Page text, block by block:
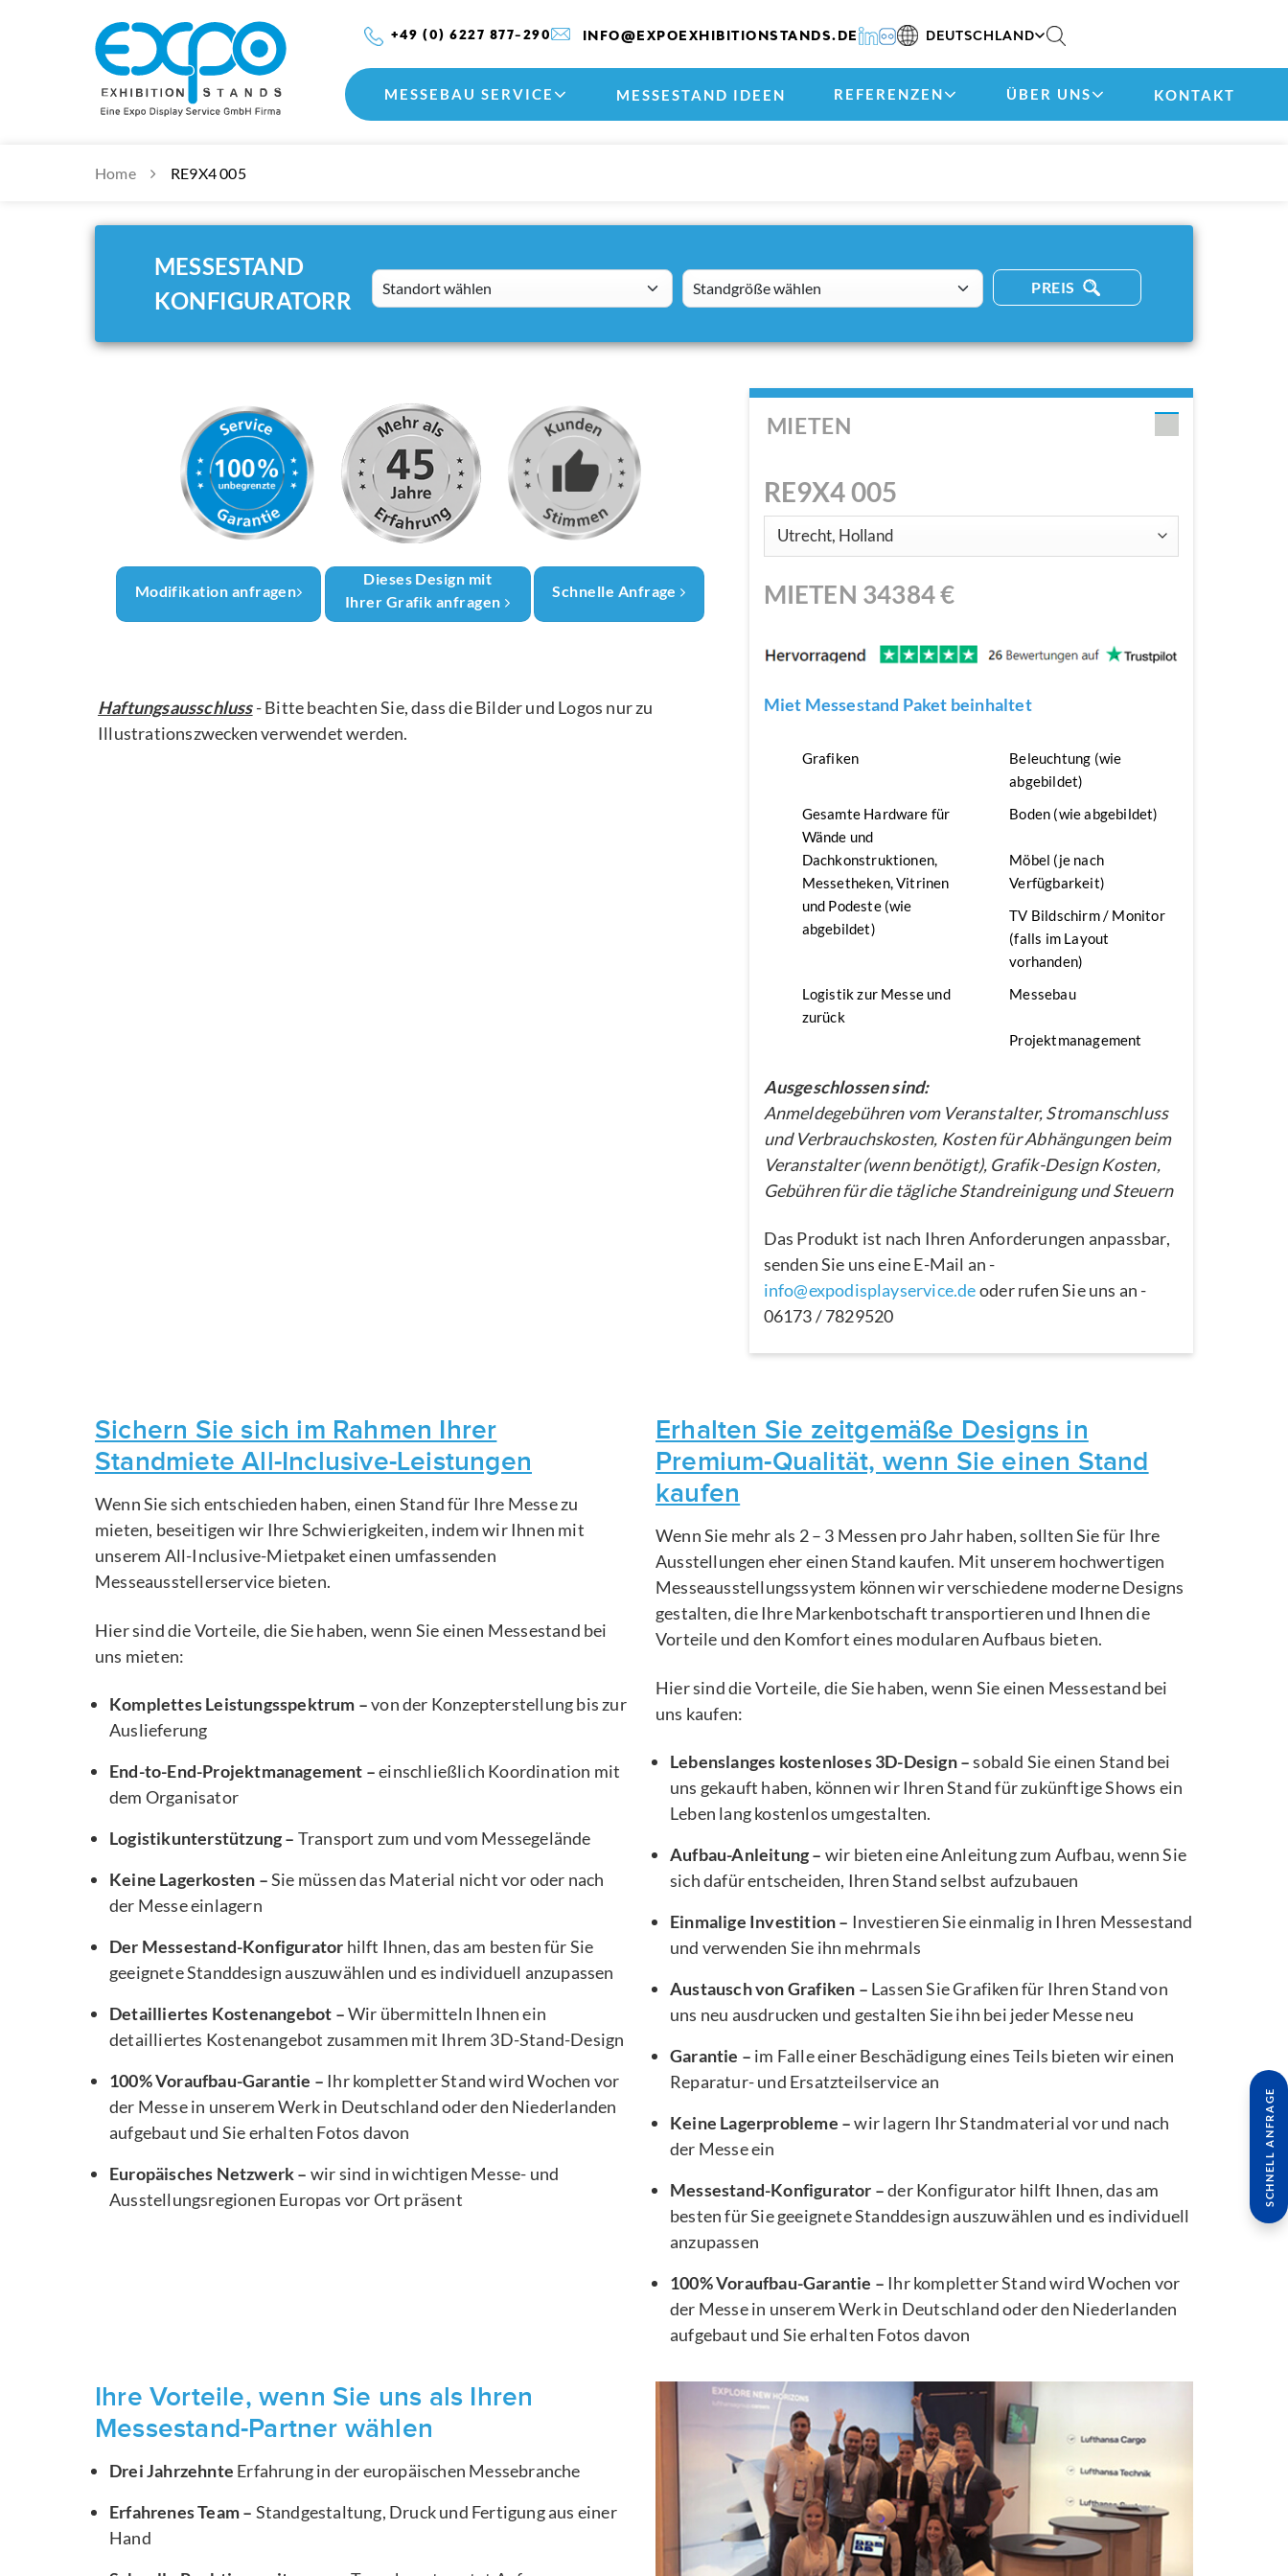
+49 (0) 6227 877-290 INFO@EXPOEXHIBITIONSTANDS.DE DEUTSCHLAND
MESSEBAU SERVICE MESSESTAND IDEEN REFERENZEN ÜBER UNS KONTAKT
Home RE9X4 005
MESSESTAND
KONFIGURATORR
Standort wählen standsizes PREIS
Modifikation anfragen
Dieses Design mit
Ihrer Grafik anfragen
Schnelle Anfrage
Haftungsausschluss- Bitte beachten Sie, dass die Bilder und Logos nur zu
Illustrationszwecken verwendet werden.
MIETEN
RE9X4 005
MIETEN 34384€
Miet Messestand Paket beinhaltet
Grafiken
Beleuchtung (wie
abgebildet)
Gesamte Hardware für
Wände und
Dachkonstruktionen,
Messetheken, Vitrinen
und Podeste (wie
abgebildet)
Boden (wie abgebildet)
Möbel (je nach
Verfügbarkeit)
TV Bildschirm / Monitor
(falls im Layout
vorhanden)
Logistik zur Messe und
zurück
Messebau
Projektmanagement
Ausgeschlossen sind:
Anmeldegebühren vom Veranstalter, Stromanschluss
und Verbrauchskosten, Kosten für Abhängungen beim
Veranstalter (wenn benötigt), Grafik-Design Kosten,
Gebühren für die tägliche Standreinigung und Steuern
Das Produkt ist nach Ihren Anforderungen anpassbar,
senden Sie uns eine E-Mail an -
info@expodisplayservice.deoder rufen Sie uns an -
06173 / 7829520
Sichern Sie sich im Rahmen Ihrer
Standmiete All-Inclusive-Leistungen
Wenn Sie sich entschieden haben, einen Stand für Ihre Messe zu
mieten, beseitigen wir Ihre Schwierigkeiten, indem wir Ihnen mit
unserem All-Inclusive-Mietpaket einen umfassenden
Messeausstellerservice bieten.
Hier sind die Vorteile, die Sie haben, wenn Sie einen Messestand bei
uns mieten:
Komplettes Leistungsspektrum –von der Konzepterstellung bis zur
Auslieferung
End-to-End-Projektmanagement –einschließlich Koordination mit
dem Organisator
Logistikunterstützung – Transport zum und vom Messegelände
Keine Lagerkosten –Sie müssen das Material nicht vor oder nach
der Messe einlagern
Der Messestand-Konfigurator hilft Ihnen, das am besten für Sie
geeignete Standdesign auszuwählen und es individuell anzupassen
Detailliertes Kostenangebot –Wir übermitteln Ihnen ein
detailliertes Kostenangebot zusammen mit Ihrem 3D-Stand-Design
100% Voraufbau-Garantie – Ihr kompletter Stand wird Wochen vor
der Messe in unserem Werk in Deutschland oder den Niederlanden
aufgebaut und Sie erhalten Fotos davon
Europäisches Netzwerk – wir sind in wichtigen Messe- und
Ausstellungsregionen Europas vor Ort präsent
Erhalten Sie zeitgemäße Designs in
Premium-Qualität, wenn Sie einen Stand
kaufen
Wenn Sie mehr als 2 – 3 Messen pro Jahr haben, sollten Sie für Ihre
Ausstellungen eher einen Stand kaufen. Mit unserem hochwertigen
Messeausstellungssystem können wir verschiedene moderne Designs
gestalten, die Ihre Markenbotschaft transportieren und Ihnen die
Vorteile und den Komfort eines modularen Aufbaus bieten.
Hier sind die Vorteile, die Sie haben, wenn Sie einen Messestand bei
uns kaufen:
Lebenslanges kostenloses 3D-Design –sobald Sie einen Stand bei
uns gekauft haben, können wir Ihren Stand für zukünftige Shows ein
Leben lang kostenlos umgestalten.
Aufbau-Anleitung – wir bieten eine Anleitung zum Aufbau, wenn Sie
sich dafür entscheiden, Ihren Stand selbst aufzubauen
Einmalige Investition – Investieren Sie einmalig in Ihren Messestand
und verwenden Sie ihn mehrmals
Austausch von Grafiken – Lassen Sie Grafiken für Ihren Stand von
uns neu ausdrucken und gestalten Sie ihn bei jeder Messe neu
Garantie – im Falle einer Beschädigung eines Teils bieten wir einen
Reparatur- und Ersatzteilservice an
Keine Lagerprobleme –wir lagern Ihr Standmaterial vor und nach
der Messe ein
Messestand-Konfigurator –der Konfigurator hilft Ihnen, das am
besten für Sie geeignete Standdesign auszuwählen und es individuell
anzupassen
100% Voraufbau-Garantie – Ihr kompletter Stand wird Wochen vor
der Messe in unserem Werk in Deutschland oder den Niederlanden
aufgebaut und Sie erhalten Fotos davon
Ihre Vorteile, wenn Sie uns als Ihren
Messestand-Partner wählen
Drei Jahrzehnte Erfahrung in der europäischen Messebranche
Erfahrenes Team – Standgestaltung, Druck und Fertigung aus einer
Hand
SCHNELL ANFRAGE